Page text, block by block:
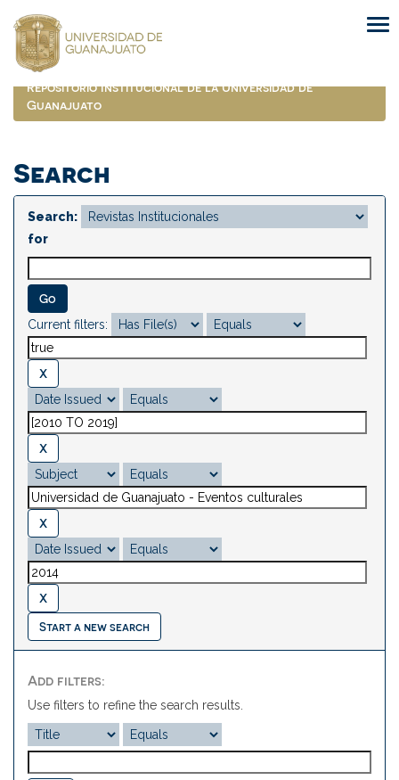
navigation
Repositorio Institucional de la Universidad de
Guanajuato
Search
Search:
for
Current filters:
Start a new search
Add filters:
Use filters to refine the search results.